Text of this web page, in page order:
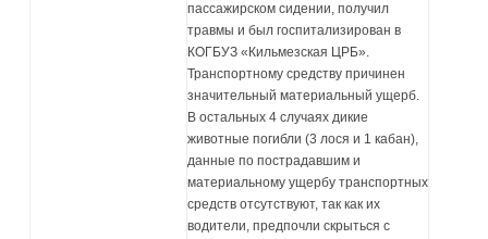
пассажирском сидении, получил
травмы и был госпитализирован в
КОГБУЗ «Кильмезская ЦРБ».
Транспортному средству причинен
значительный материальный ущерб.
В остальных 4 случаях дикие
животные погибли (3 лося и 1 кабан),
данные по пострадавшим и
материальному ущербу транспортных
средств отсутствуют, так как их
водители, предпочли скрыться с